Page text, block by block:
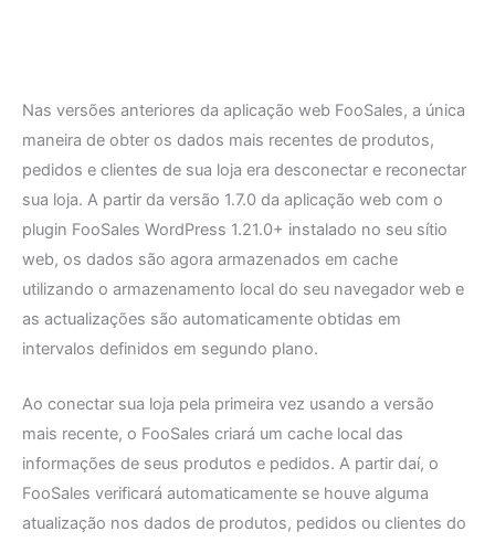
Nas versões anteriores da aplicação web FooSales, a única
maneira de obter os dados mais recentes de produtos,
pedidos e clientes de sua loja era desconectar e reconectar
sua loja. A partir da versão 1.7.0 da aplicação web com o
plugin FooSales WordPress 1.21.0+ instalado no seu sítio
web, os dados são agora armazenados em cache
utilizando o armazenamento local do seu navegador web e
as actualizações são automaticamente obtidas em
intervalos definidos em segundo plano.
Ao conectar sua loja pela primeira vez usando a versão
mais recente, o FooSales criará um cache local das
informações de seus produtos e pedidos. A partir daí, o
FooSales verificará automaticamente se houve alguma
atualização nos dados de produtos, pedidos ou clientes do